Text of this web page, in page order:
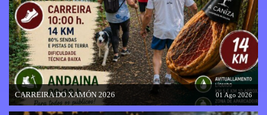
CARREIRA DO XAMÓN 2026 01 Ago 2026